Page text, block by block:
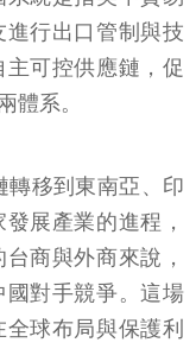
行出口管制與技
可控供應鏈，促
體系。
轉移到東南亞、印
展產業的進程，
商與外商來說，
對手競爭。這場
球布局與保護利